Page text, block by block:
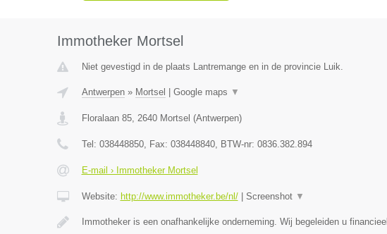
Immotheker Mortsel
Niet gevestigd in de plaats Lantremange en in de provincie Luik.
Antwerpen» Mortsel Google maps ▼
Floralaan 85, 2640 Mortsel (Antwerpen)
Tel: 038448850, Fax: 038448840, BTW-nr: 0836.382.894
E-mail › Immotheker Mortsel
Website: http://www.immotheker.be/nl/| Screenshot ▼
Immotheker is een onafhankelijke onderneming. Wij begeleiden u financieel